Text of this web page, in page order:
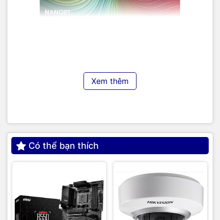
vẫn đem lại trải nghiệm tuyệt
vời
Smart Tivi NanoCellLG65NANO81TSA sở hữu thiết kế tinh
tế, nhỏ gọn mang đến cảm giác ngăn nắp cho ngôi nhà của
bạn. Tivi có thiết kế thanh mảnh kết hợp cùng viền màn hình
mỏng giúp mở rộng khung hình và cho phép nó trở nên chân
thật và gần gũi hơn trong từng thước phim.
Xem thêm
Có thể bạn thích
hình để truyền tải nội dung chân thực đến người xem